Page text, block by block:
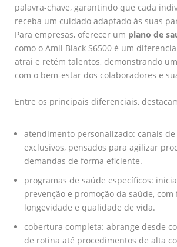
palavra-chave, garantindo que cada
receba um cuidado adaptado às suas
Para empresas, oferecer um plano de
como o Amil Black S6500 é um
atrai e retém talentos, demonstrando
com o bem-estar dos colaboradores e
Entre os principais diferenciais,
atendimento personalizado: canais
exclusivos, pensados para agilizar
demandas de forma eficiente.
programas de saúde específicos:
prevenção e promoção da saúde, com
longevidade e qualidade de vida.
cobertura completa: abrange desde
de rotina até procedimentos de alta